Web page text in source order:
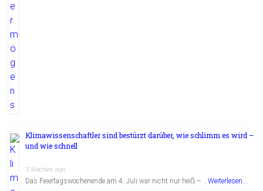
Klimawissenschaftler sind bestürzt darüber, wie schlimm es wird –
und wie schnell
3 Wochen ago
Das Feiertagswochenende am 4. Juli war nicht nur heiß – …Weiterlesen...